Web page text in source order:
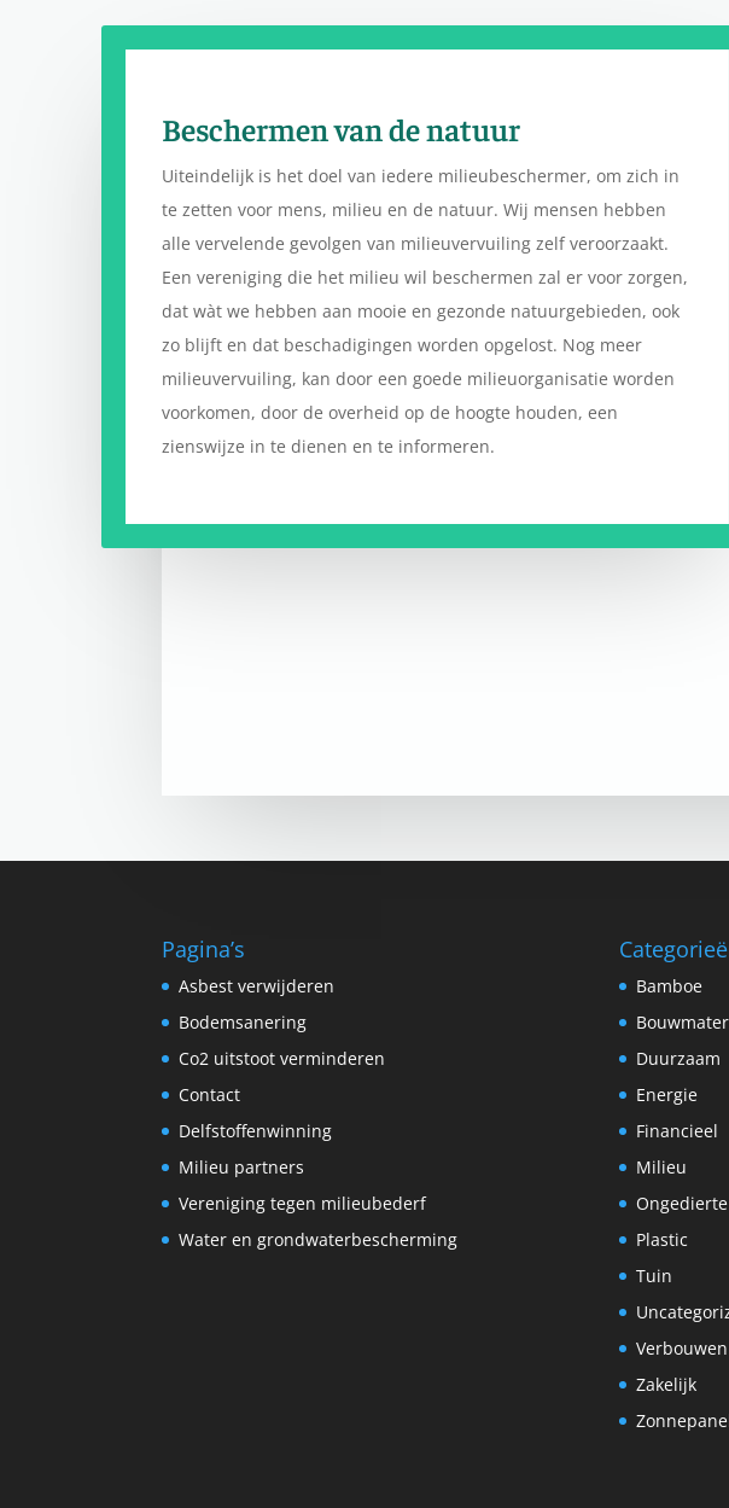
Beschermen van de natuur
Uiteindelijk is het doel van iedere milieubeschermer, om zich in
te zetten voor mens, milieu en de natuur. Wij mensen hebben
alle vervelende gevolgen van milieuvervuiling zelf veroorzaakt.
Een vereniging die het milieu wil beschermen zal er voor zorgen,
dat wàt we hebben aan mooie en gezonde natuurgebieden, ook
zo blijft en dat beschadigingen worden opgelost. Nog meer
milieuvervuiling, kan door een goede milieuorganisatie worden
voorkomen, door de overheid op de hoogte houden, een
zienswijze in te dienen en te informeren.
Pagina’s
Asbest verwijderen
Bodemsanering
Co2 uitstoot verminderen
Contact
Delfstoffenwinning
Milieu partners
Vereniging tegen milieubederf
Water en grondwaterbescherming
Bamboe
Duurzaam
Energie
Financieel
Milieu
Ongedierte
Plastic
Tuin
Verbouwen
Zakelijk